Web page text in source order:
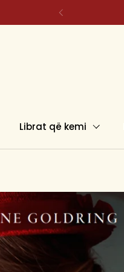
Librat që kemi